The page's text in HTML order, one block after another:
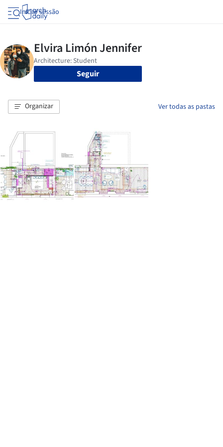
Iniciar sessão
Seguir
Organizar Ver todas as pastas